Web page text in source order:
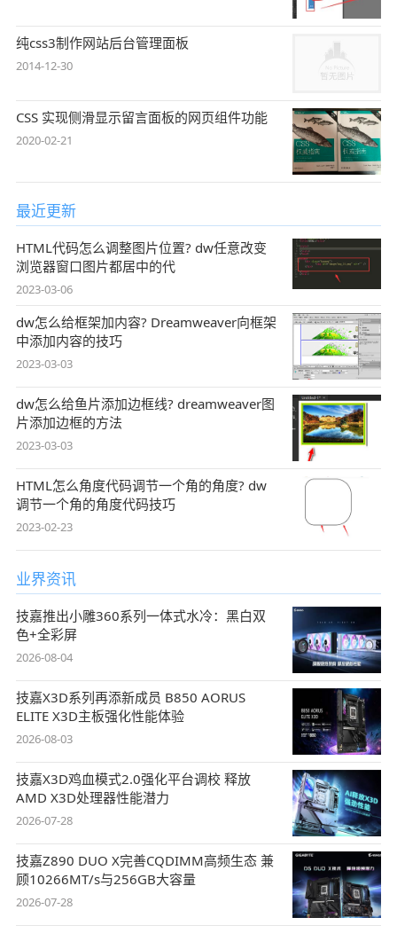
纯css3制作网站后台管理面板
2014-12-30
CSS 实现侧滑显示留言面板的网页组件功能
2020-02-21
最近更新
HTML代码怎么调整图片位置? dw任意改变
浏览器窗口图片都居中的代
2023-03-06
dw怎么给框架加内容? Dreamweaver向框架
中添加内容的技巧
2023-03-03
dw怎么给鱼片添加边框线? dreamweaver图
片添加边框的方法
2023-03-03
HTML怎么角度代码调节一个角的角度? dw
调节一个角的角度代码技巧
2023-02-23
业界资讯
技嘉推出小雕360系列一体式水冷：黑白双
色+全彩屏
2026-08-04
技嘉X3D系列再添新成员 B850 AORUS
ELITE X3D主板强化性能体验
2026-08-03
技嘉X3D鸡血模式2.0强化平台调校 释放
AMD X3D处理器性能潜力
2026-07-28
技嘉Z890 DUO X完善CQDIMM高频生态 兼
顾10266MT/s与256GB大容量
2026-07-28